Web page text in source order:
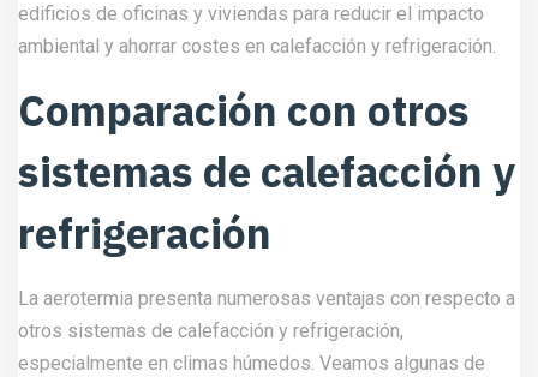
edificios de oficinas y viviendas para reducir el impacto
ambiental y ahorrar costes en calefacción y refrigeración.
Comparación con otros
sistemas de calefacción y
refrigeración
La aerotermia presenta numerosas ventajas con respecto a
otros sistemas de calefacción y refrigeración,
especialmente en climas húmedos. Veamos algunas de